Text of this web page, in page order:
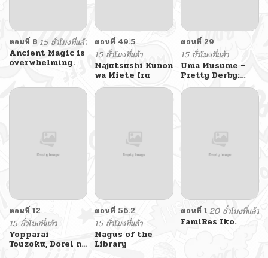
ตอนที่ 8 15 ชั่วโมงที่แล้ว
Ancient Magic is
overwhelming.
ตอนที่ 49.5
15 ชั่วโมงที่แล้ว
Majutsushi Kunon
wa Miete Iru
ตอนที่ 29
15 ชั่วโมงที่แล้ว
Uma Musume –
Pretty Derby:
Uma Musumeshi
ตอนที่ 12
15 ชั่วโมงที่แล้ว
Yopparai
Touzoku, Dorei no
ตอนที่ 56.2
15 ชั่วโมงที่แล้ว
Magus of the
Library
ตอนที่ 1 20 ชั่วโมงที่แล้ว
FamiRes Iko.